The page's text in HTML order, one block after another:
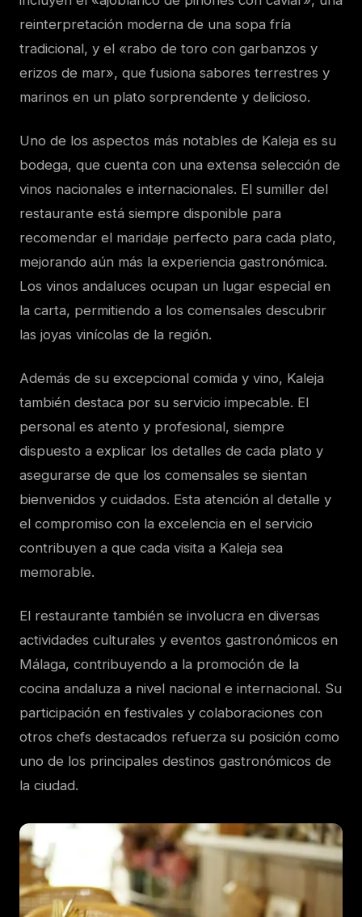
reinterpretación moderna de una sopa fría
tradicional, y el «rabo de toro con garbanzos y
erizos de mar», que fusiona sabores terrestres y
marinos en un plato sorprendente y delicioso.
Uno de los aspectos más notables de Kaleja es su
bodega, que cuenta con una extensa selección de
vinos nacionales e internacionales. El sumiller del
restaurante está siempre disponible para
recomendar el maridaje perfecto para cada plato,
mejorando aún más la experiencia gastronómica.
Los vinos andaluces ocupan un lugar especial en
la carta, permitiendo a los comensales descubrir
las joyas vinícolas de la región.
Además de su excepcional comida y vino, Kaleja
también destaca por su servicio impecable. El
personal es atento y profesional, siempre
dispuesto a explicar los detalles de cada plato y
asegurarse de que los comensales se sientan
bienvenidos y cuidados. Esta atención al detalle y
el compromiso con la excelencia en el servicio
contribuyen a que cada visita a Kaleja sea
memorable.
El restaurante también se involucra en diversas
actividades culturales y eventos gastronómicos en
Málaga, contribuyendo a la promoción de la
cocina andaluza a nivel nacional e internacional. Su
participación en festivales y colaboraciones con
otros chefs destacados refuerza su posición como
uno de los principales destinos gastronómicos de
la ciudad.